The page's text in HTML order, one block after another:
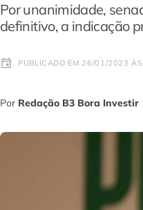
Por unanimidade,
definitivo, a indicação
PUBLICADO EM 26/01/2023
Por Redação B3 Bora Investir